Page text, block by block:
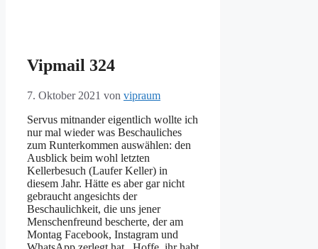
Vipmail 324
7. Oktober 2021 von vipraum
Servus mitnander eigentlich wollte ich
nur mal wieder was Beschauliches
zum Runterkommen auswählen: den
Ausblick beim wohl letzten
Kellerbesuch (Laufer Keller) in
diesem Jahr. Hätte es aber gar nicht
gebraucht angesichts der
Beschaulichkeit, die uns jener
Menschenfreund bescherte, der am
Montag Facebook, Instagram und